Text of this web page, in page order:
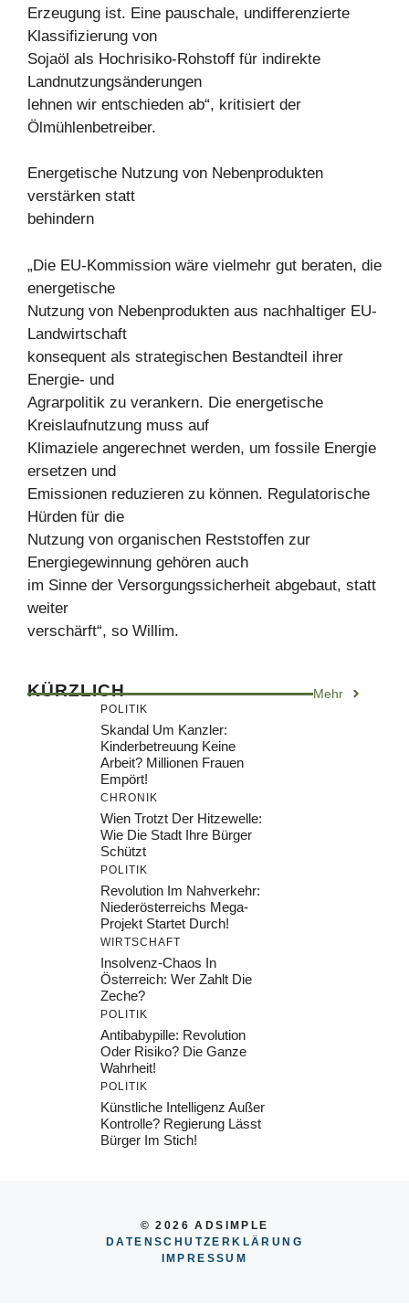
Erzeugung ist. Eine pauschale, undifferenzierte
Klassifizierung von
Sojaöl als Hochrisiko-Rohstoff für indirekte
Landnutzungsänderungen
lehnen wir entschieden ab“, kritisiert der
Ölmühlenbetreiber.
Energetische Nutzung von Nebenprodukten
verstärken statt
behindern
„Die EU-Kommission wäre vielmehr gut beraten, die
energetische
Nutzung von Nebenprodukten aus nachhaltiger EU-
Landwirtschaft
konsequent als strategischen Bestandteil ihrer
Energie- und
Agrarpolitik zu verankern. Die energetische
Kreislaufnutzung muss auf
Klimaziele angerechnet werden, um fossile Energie
ersetzen und
Emissionen reduzieren zu können. Regulatorische
Hürden für die
Nutzung von organischen Reststoffen zur
Energiegewinnung gehören auch
im Sinne der Versorgungssicherheit abgebaut, statt
weiter
verschärft“, so Willim.
KÜRZLICH Mehr
POLITIK
Skandal Um Kanzler:
Kinderbetreuung Keine
Arbeit? Millionen Frauen
Empört!
CHRONIK
Wien Trotzt Der Hitzewelle:
Wie Die Stadt Ihre Bürger
Schützt
POLITIK
Revolution Im Nahverkehr:
Niederösterreichs Mega-
Projekt Startet Durch!
WIRTSCHAFT
Insolvenz-Chaos In
Österreich: Wer Zahlt Die
Zeche?
POLITIK
Antibabypille: Revolution
Oder Risiko? Die Ganze
Wahrheit!
POLITIK
Künstliche Intelligenz Außer
Kontrolle? Regierung Lässt
Bürger Im Stich!
© 2026 ADSIMPLE
DATENSCHUTZERKLÄRUNG
IMPRESSU M